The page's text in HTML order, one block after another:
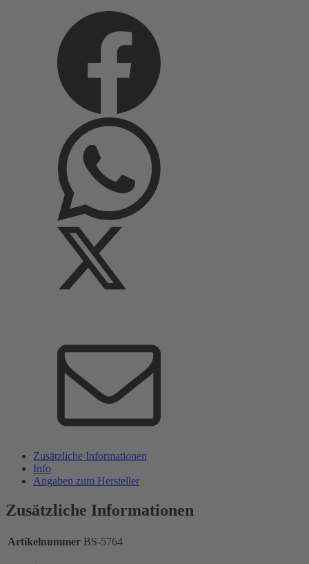
Zusätzliche Informationen
Info
Angaben zum Hersteller
Zusätzliche Informationen
Artikelnummer BS-5764